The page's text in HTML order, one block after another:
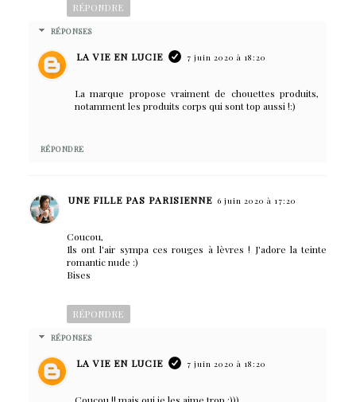
RÉPONDRE
RÉPONSES
LA VIE EN LUCIE 7 juin 2020 à 18:20
La marque propose vraiment de chouettes produits,
notamment les produits corps qui sont top aussi !:)
RÉPONDRE
UNE FILLE PAS PARISIENNE 6 juin 2020 à 17:20
Coucou,
Ils ont l'air sympa ces rouges à lèvres ! J'adore la teinte
romantic nude :)
Bises
RÉPONDRE
RÉPONSES
LA VIE EN LUCIE 7 juin 2020 à 18:20